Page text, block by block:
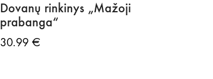
Dovanų rinkinys „Mažoji
prabanga“
30.99 €